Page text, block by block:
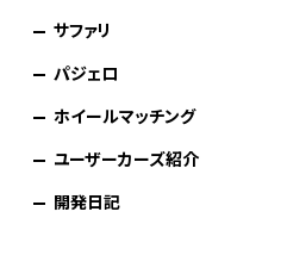
サファリ
パジェロ
ホイールマッチング
ユーザーカーズ紹介
開発日記